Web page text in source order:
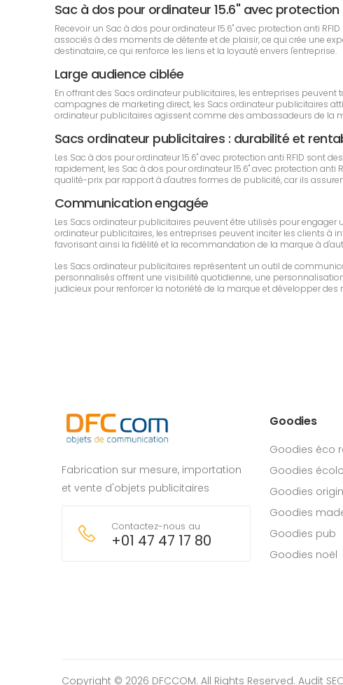
Sac à dos pour ordinateur 15.6" avec
Recevoir un Sac à dos pour ordinateur 15.6" avec protection anti
associés à des moments de détente et de plaisir, ce qui crée une
destinataire, ce qui renforce les liens et la loyauté envers l'entreprise.
Large audience ciblée
En offrant des Sacs ordinateur publicitaires, les entreprises
campagnes de marketing direct, les Sacs ordinateur publicitaires
ordinateur publicitaires agissent comme des ambassadeurs de la
Sacs ordinateur publicitaires : durabilité et
Les Sac à dos pour ordinateur 15.6" avec protection anti RFID
rapidement, les Sac à dos pour ordinateur 15.6" avec protection
qualité-prix par rapport à d'autres formes de publicité, car ils
Communication engagée
Les Sacs ordinateur publicitaires peuvent être utilisés pour
ordinateur publicitaires, les entreprises peuvent inciter les clients à
favorisant ainsi la fidélité et la recommandation de la marque à
Les Sacs ordinateur publicitaires représentent un outil de
personnalisés offrent une visibilité quotidienne, une
judicieux pour renforcer la notoriété de la marque et développer des
Fabrication sur mesure, importation
et vente d'objets publicitaires
Contactez-nous au
+01 47 47 17 80
Goodies
Goodies éco
Goodies
Goodies
Goodies
Goodies pub
Goodies noël
Copyright © 2026 DFCCOM. All Rights Reserved. Audit